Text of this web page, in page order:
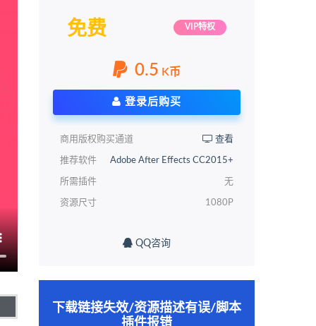
免费 VIP特权
0.5 K币
登录后购买
商用版权购买通道 查看
推荐软件 Adobe After Effects CC2015+
所需插件 无
资源尺寸 1080P
QQ咨询
下载链接失效/资源描述有误/脚本
插件报错